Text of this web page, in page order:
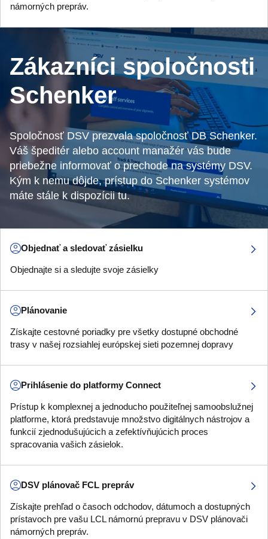
námorných prepráv.
Zákazníci spoločnosti
Schenker
Spoločnosť DSV prezvala spoločnosť DB Schenker.
Váš špeditér alebo account manažér vás bude
priebežne informovať o prechode na systémy DSV.
Kým k nemu dôjde, prístup do Schenker systémov
máte stále k dispozícii tu.
Objednať a sledovať zásielku
Objednajte si a sledujte svoje zásielky
Plánovanie
Získajte cestovné poriadky pre všetky dostupné obchodné
trasy v našej rozsiahlej európskej sieti pozemnej dopravy
Prihlásenie do platformy Connect
Prístup k komplexnej a jednoducho použiteľnej samoobslužnej
platforme, ktorá predstavuje množstvo digitálnych nástrojov a
funkcií zjednodušujúcich a zefektívňujúcich proces
spracovania vašich zásielok.
DSV plánovač FCL prepráv
Získajte prehľad o časoch odchodov, dátumoch a dostupných
prístavoch pre vašu LCL námornú prepravu v DSV plánovači
námorných prepráv.